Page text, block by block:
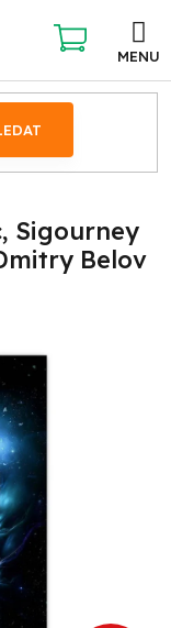
NÁKUPNÍ
KOŠÍK
Sigourney
Belov